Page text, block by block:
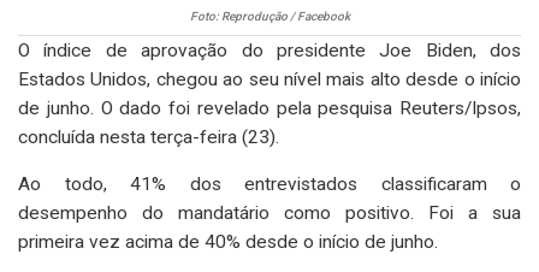
Foto: Reprodução / Facebook
O índice de aprovação do presidente Joe Biden, dos
Estados Unidos, chegou ao seu nível mais alto desde o início
de junho. O dado foi revelado pela pesquisa Reuters/Ipsos,
concluída nesta terça-feira (23).
Ao todo, 41% dos entrevistados classificaram o
desempenho do mandatário como positivo. Foi a sua
primeira vez acima de 40% desde o início de junho.